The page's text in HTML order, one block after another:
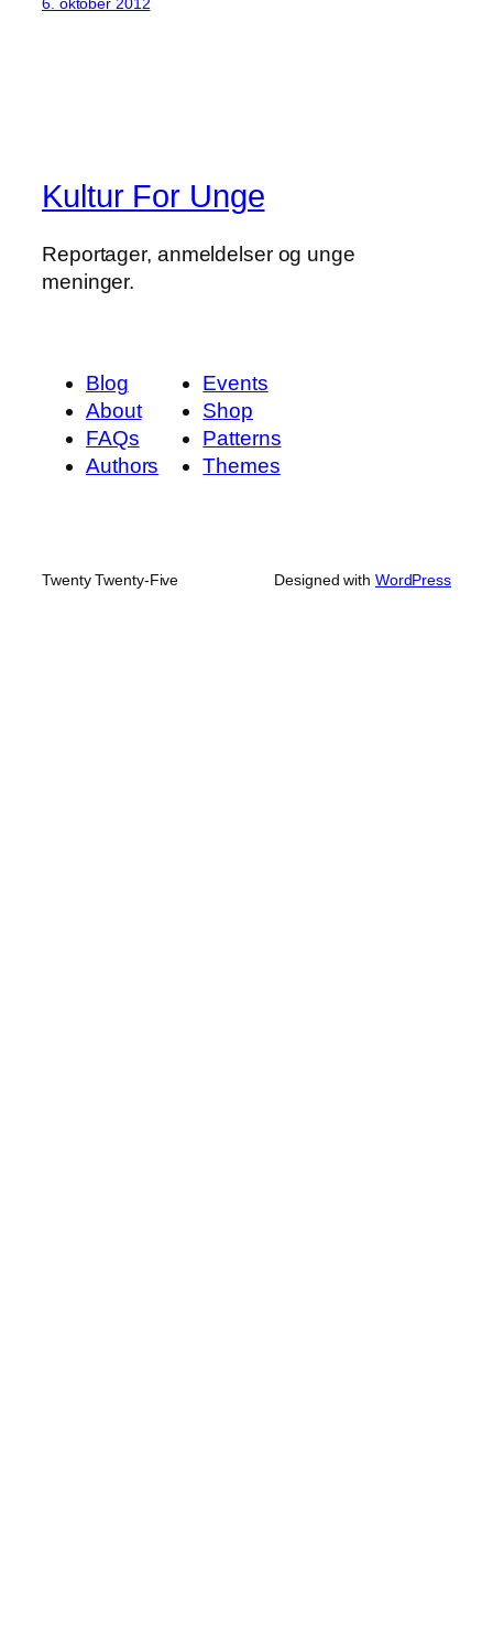
Kultur For Unge
Reportager, anmeldelser og unge
meninger.
Blog
About
FAQs
Authors
Events
Shop
Patterns
Themes
Twenty Twenty-Five Designed with WordPress